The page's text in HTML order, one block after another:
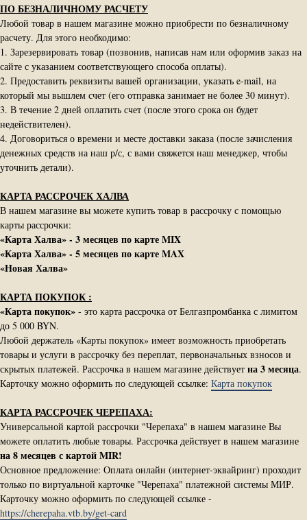
ПО БЕЗНАЛИЧНОМУ РАСЧЕТУ
Любой товар в нашем магазине можно приобрести по безналичному
расчету. Для этого необходимо:
1. Зарезервировать товар (позвонив, написав нам или оформив заказ на
сайте с указанием соответствующего способа оплаты).
2. Предоставить реквизиты вашей организации, указать e-mail, на
который мы вышлем счет (его отправка занимает не более 30 минут).
3. В течение 2 дней оплатить счет (после этого срока он будет
недействителен).
4. Договориться о времени и месте доставки заказа (после зачисления
денежных средств на наш р/с, с вами свяжется наш менеджер, чтобы
уточнить детали).
КАРТА РАССРОЧЕК ХАЛВА
В нашем магазине вы можете купить товар в рассрочку с помощью
карты рассрочки:
«Карта Халва» - 3 месяцев по карте MIX
«Карта Халва» - 5 месяцев по карте MAX
«Новая Халва»
КАРТА ПОКУПОК :
«Карта покупок» - это карта рассрочка от Белгазпромбанка с лимитом
до 5 000 BYN.
Любой держатель «Карты покупок» имеет возможность приобретать
товары и услуги в рассрочку без переплат, первоначальных взносов и
скрытых платежей. Рассрочка в нашем магазине действует на 3 месяца.
Карточку можно оформить по следующей ссылке: Карта покупок
КАРТА РАССРОЧЕК ЧЕРЕПАХА:
Универсальной картой рассрочки "Черепаха" в нашем магазине Вы
можете оплатить любые товары. Рассрочка действует в нашем магазине
на 8 месяцев с картой MIR!
Основное предложение: Оплата онлайн (интернет-эквайринг) проходит
только по виртуальной карточке "Черепаха" платежной системы МИР.
Карточку можно оформить по следующей ссылке -
https://cherepaha.vtb.by/get-card